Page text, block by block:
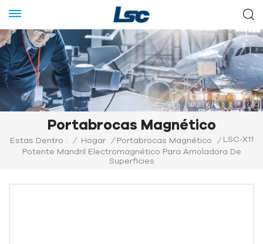
Portabrocas Magnético
Estas Dentro : / Hogar / Portabrocas Magnético / LSC-X11
Potente Mandril Electromagnético Para Amoladora De
Superficies